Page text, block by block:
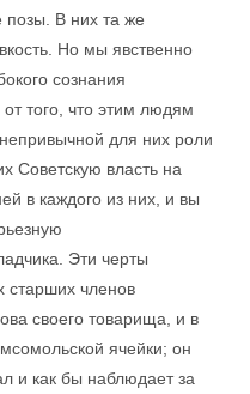
позы. В них та же
Но мы явственно
сознания
того, что этим людям
для них роли
Советскую власть на
в каждого из них, и вы
Эти черты
старших членов
своего товарища, и в
ячейки; он
и как бы наблюдает за